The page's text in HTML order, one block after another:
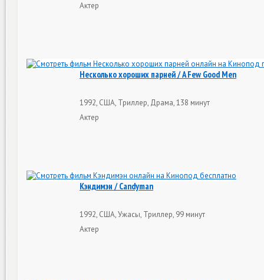
Актер
Несколько хороших парней / A Few Good Men
1992, США, Триллер, Драма, 138 минут
Актер
Кэндимэн / Candyman
1992, США, Ужасы, Триллер, 99 минут
Актер